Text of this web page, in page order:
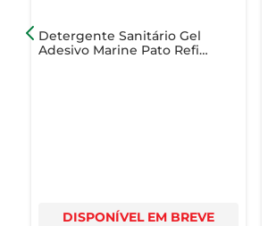
Detergente Sanitário Gel
Adesivo Marine Pato Refil
DISPONÍVEL EM BREVE